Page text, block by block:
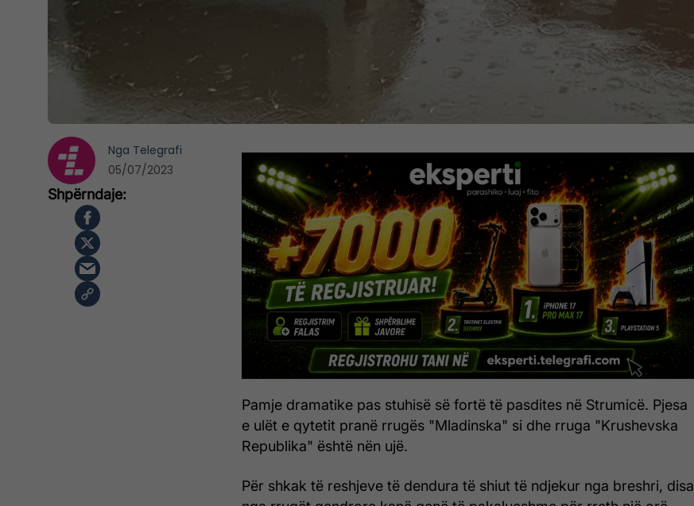
Pamje dramatike pas stuhisë së fortë të pasdites në Strumicë. Pjesa
e ulët e qytetit pranë rrugës "Mladinska" si dhe rruga "Krushevska
Republika" është nën ujë.
Për shkak të reshjeve të dendura të shiut të ndjekur nga breshri, disa
Nga Telegrafi
05/07/2023